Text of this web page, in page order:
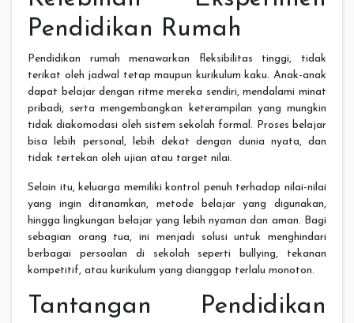
Pendidikan Rumah
Pendidikan rumah menawarkan fleksibilitas tinggi, tidak
terikat oleh jadwal tetap maupun kurikulum kaku. Anak-anak
dapat belajar dengan ritme mereka sendiri, mendalami minat
pribadi, serta mengembangkan keterampilan yang mungkin
tidak diakomodasi oleh sistem sekolah formal. Proses belajar
bisa lebih personal, lebih dekat dengan dunia nyata, dan
tidak tertekan oleh ujian atau target nilai.
Selain itu, keluarga memiliki kontrol penuh terhadap nilai-nilai
yang ingin ditanamkan, metode belajar yang digunakan,
hingga lingkungan belajar yang lebih nyaman dan aman. Bagi
sebagian orang tua, ini menjadi solusi untuk menghindari
berbagai persoalan di sekolah seperti bullying, tekanan
kompetitif, atau kurikulum yang dianggap terlalu monoton.
Tantangan Pendidikan